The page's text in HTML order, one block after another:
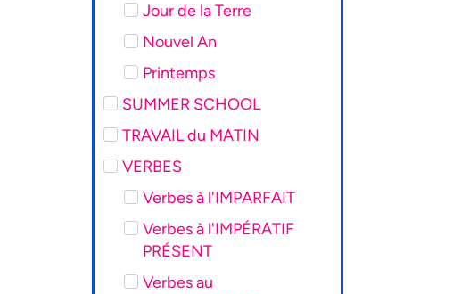
Jour de la Terre
Nouvel An
Printemps
SUMMER SCHOOL
TRAVAIL du MATIN
VERBES
Verbes à l'IMPARFAIT
Verbes à l'IMPÉRATIF
PRÉSENT
Verbes au